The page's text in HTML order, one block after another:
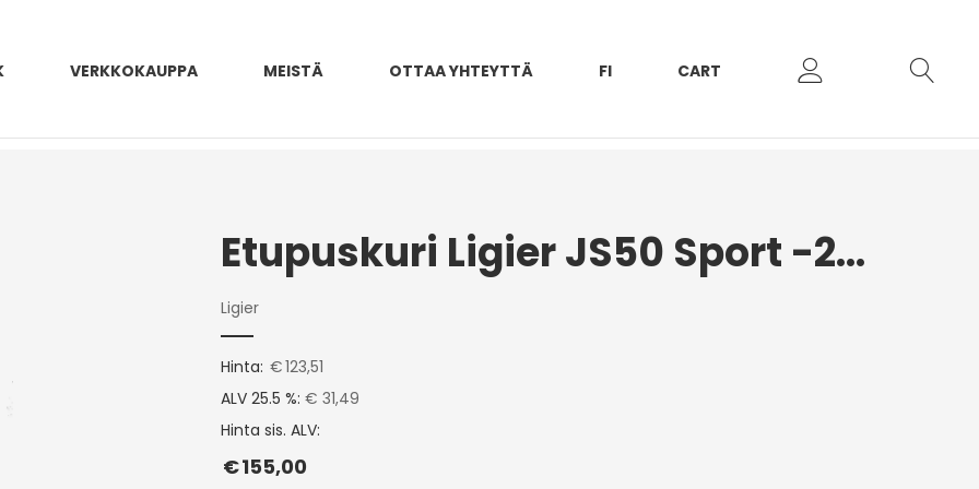
VERKKOKAUPPA MEISTÄ OTTAA YHTEYTTÄ FI CART
Etupuskuri Ligier JS50 Sport -2017
Ligier
Hinta: €123,51
ALV 25.5 %: € 31,49
Hinta sis. ALV:
€155,00